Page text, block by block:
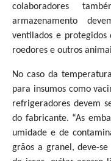
colaboradores
armazenamento
ventilados e protegidos
roedores e outros
No caso da
para insumos como
refrigeradores devem
do fabricante. “As
umidade e de
grãos a granel, deve-